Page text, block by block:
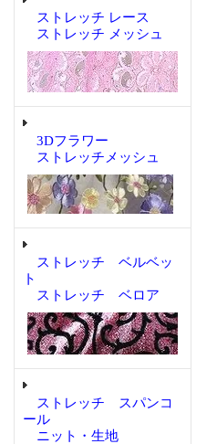
ストレッチ レース
ストレッチ メッシュ
3Dフラワー
ストレッチメッシュ
ストレッチ ベルベッ
ト
ストレッチ ベロア
ストレッチ スパンコ
ール
ニット・生地